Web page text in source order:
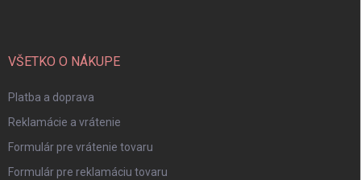
VŠETKO O NÁKUPE
Platba a doprava
Reklamácie a vrátenie
Formulár pre vrátenie tovaru
Formulár pre reklamáciu tovaru